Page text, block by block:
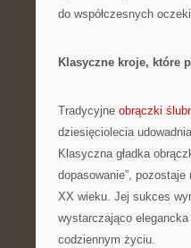
do współczesnych
Klasyczne kroje, które
Tradycyjne obrączki
dziesięciolecia
Klasyczna gładka
dopasowanie”,
XX wieku. Jej sukces
wystarczająco
codziennym życiu.